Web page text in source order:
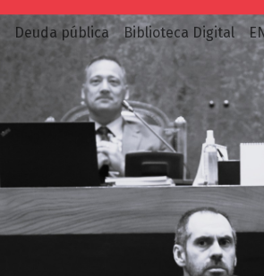
Deuda pública Biblioteca Digital